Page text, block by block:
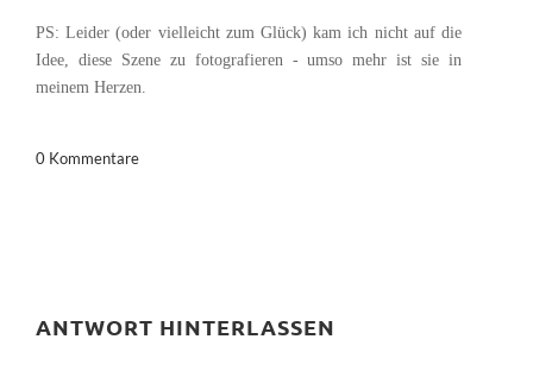
PS: Leider (oder vielleicht zum Glück) kam ich nicht auf die
Idee, diese Szene zu fotografieren - umso mehr ist sie in
meinem Herzen.
0 Kommentare
ANTWORT HINTERLASSEN